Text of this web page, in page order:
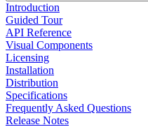
Introduction
Guided Tour
API Reference
Visual Components
Licensing
Installation
Distribution
Specifications
Frequently Asked Questions
Release Notes